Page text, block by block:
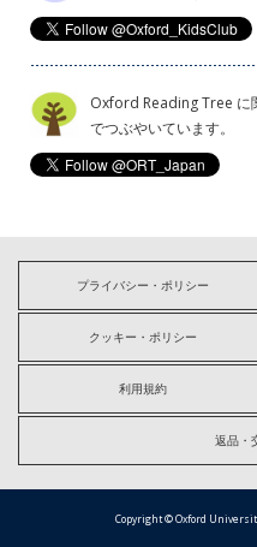
Oxford Reading Tree に
でつぶやいています。
プライバシー・ポリシー
クッキー・ポリシー
利用規約
返品・
Copyright © Oxford